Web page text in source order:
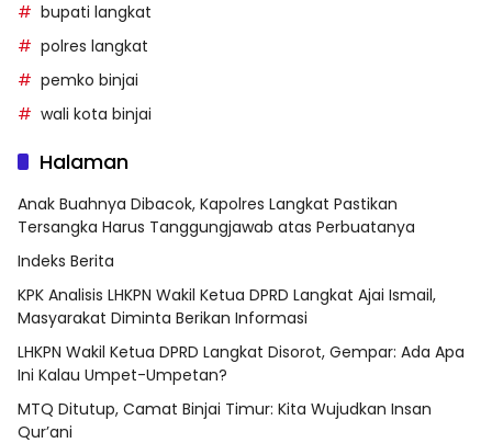
bupati langkat
polres langkat
pemko binjai
wali kota binjai
Halaman
Anak Buahnya Dibacok, Kapolres Langkat Pastikan
Tersangka Harus Tanggungjawab atas Perbuatanya
Indeks Berita
KPK Analisis LHKPN Wakil Ketua DPRD Langkat Ajai Ismail,
Masyarakat Diminta Berikan Informasi
LHKPN Wakil Ketua DPRD Langkat Disorot, Gempar: Ada Apa
Ini Kalau Umpet-Umpetan?
MTQ Ditutup, Camat Binjai Timur: Kita Wujudkan Insan
Qur’ani